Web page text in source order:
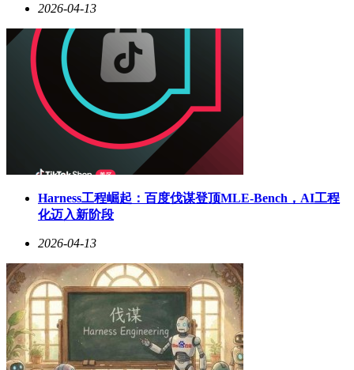
2026-04-13
Harness工程崛起：百度伐谋登顶MLE-Bench，AI工程
化迈入新阶段
2026-04-13